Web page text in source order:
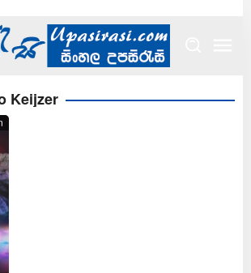
Keijzer